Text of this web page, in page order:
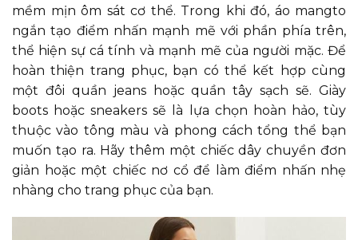
mềm mịn ôm sát cơ thể. Trong khi đó, áo mangto
ngắn tạo điểm nhấn mạnh mẽ với phần phía trên,
thể hiện sự cá tính và mạnh mẽ của người mặc. Để
hoàn thiện trang phục, bạn có thể kết hợp cùng
một đôi quần jeans hoặc quần tây sạch sẽ. Giày
boots hoặc sneakers sẽ là lựa chọn hoàn hảo, tùy
thuộc vào tông màu và phong cách tổng thể bạn
muốn tạo ra. Hãy thêm một chiếc dây chuyền đơn
giản hoặc một chiếc nơ cổ để làm điểm nhấn nhẹ
nhàng cho trang phục của bạn.